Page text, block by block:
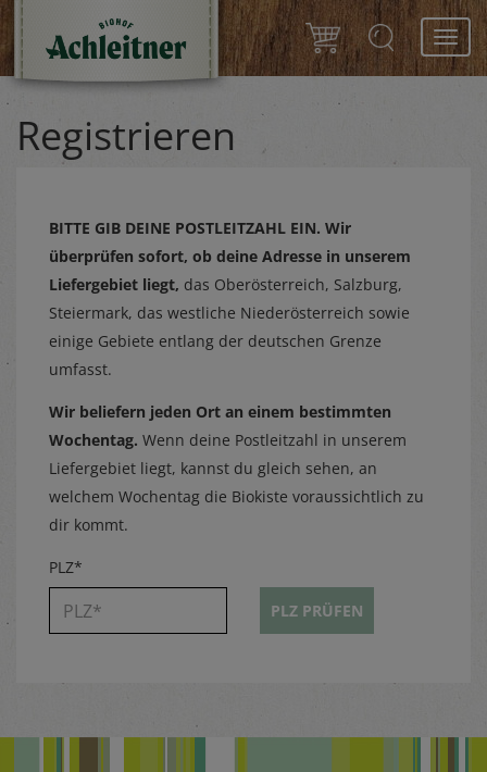
Registrieren
BITTE GIB DEINE POSTLEITZAHL EIN. Wir
überprüfen sofort, ob deine Adresse in unserem
Liefergebiet liegt, das Oberösterreich, Salzburg,
Steiermark, das westliche Niederösterreich sowie
einige Gebiete entlang der deutschen Grenze
umfasst.
Wir beliefern jeden Ort an einem bestimmten
Wochentag. Wenn deine Postleitzahl in unserem
Liefergebiet liegt, kannst du gleich sehen, an
welchem Wochentag die Biokiste voraussichtlich zu
dir kommt.
PLZ*
PLZ PRÜFEN